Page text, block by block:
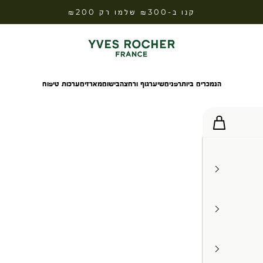
קנו ב-₪300 שלמו רק ₪200
Yves Rocher Israel
הנמכרים ביותרפניםשיערגוף ורחצהבישוםמארזיםערכות טיפוח